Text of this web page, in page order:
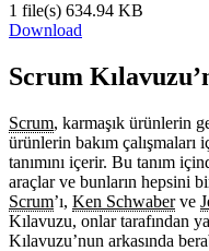
1 file(s) 634.94 KB
Download
Scrum
Scrum, karmaşık ürünlerin
ürünlerin bakım
tanımını içerir. Bu tanım
araçlar ve bunların hepsini
Scrum’ı, Ken Schwaberve
Kılavuzu, onlar tarafından
Kılavuzu’nun arkasında